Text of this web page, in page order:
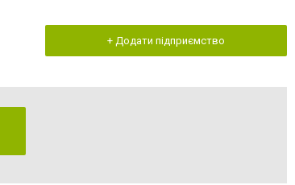
+ Додати підприємство